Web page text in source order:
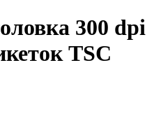
300 dpi
TSC